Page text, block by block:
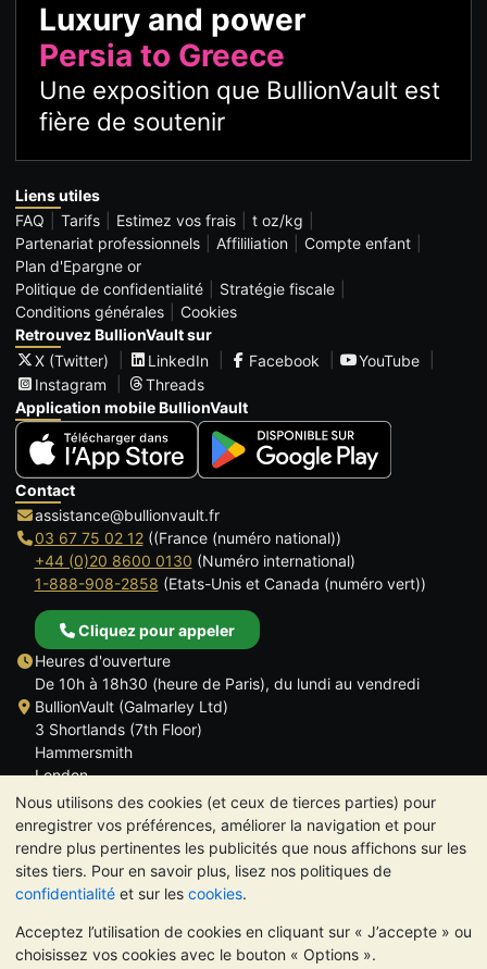
Nous utilisons des cookies (et ceux de tierces parties) pour
enregistrer vos préférences, améliorer la navigation et pour
rendre plus pertinentes les publicités que nous affichons sur les
sites tiers. Pour en savoir plus, lisez nos politiques de
confidentialité et sur les cookies.
Acceptez l’utilisation de cookies en cliquant sur « J’accepte » ou
choisissez vos cookies avec le bouton « Options ».
Luxury and power
Persia to Greece
Une exposition que BullionVault est
fière de soutenir
Liens utiles
FAQ
Tarifs Estimez vos frais
t oz/kg
Partenariat professionnels
Affililiation
Compte enfant
Plan d'Epargne or
Politique de confidentialité
Stratégie fiscale
Conditions générales
Cookies
Retrouvez BullionVault sur
X (Twitter)
LinkedIn Facebook
YouTube
Instagram
Threads
Application mobile BullionVault
Contact
assistance@bullionvault.fr
03 67 75 02 12((France (numéro national))
+44 (0)20 8600 0130 (Numéro international)
1-888-908-2858 (Etats-Unis et Canada (numéro vert))
Cliquez pour appeler
Heures d'ouverture
De 10h à 18h30 (heure de Paris), du lundi au vendredi
BullionVault (Galmarley Ltd)
3 Shortlands (7th Floor)
Hammersmith
London
W6 8DA
ROYAUME UNI
TrustScore 4.6 | 534 avis
VEUILLEZ NOTER: La valeur des métaux précieux peut aussi